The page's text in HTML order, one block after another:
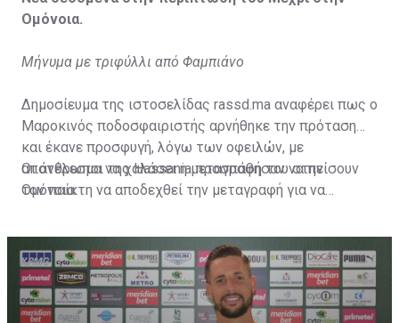
Ομόνοια.
Μήνυμα με τριφύλλι από Φαμπιάνο
Δημοσίευμα της ιστοσελίδας rassd.ma αναφέρει πως ο
Μαροκινός ποδοσφαιριστής αρνήθηκε την πρόταση
και έκανε προσφυγή, λόγω των οφειλών, με
αποτέλεσμα να χαλάσει η μεταγραφή του στην
Ομόνοια.
Οι άνθρωποι της Hassania προσπάθησαν να πείσουν
τον παίκτη να αποδεχθεί την μεταγραφή για να
μετακίνησή του, αλλά ο παίκτης αρνήθηκε και επέμεινε
να λύσει το συμβόλαιό του, ώστε να μετακομίσει
ελεύθερα σε οποιαδήποτε νέα ομάδα το τρέχον
καλοκαίρι.